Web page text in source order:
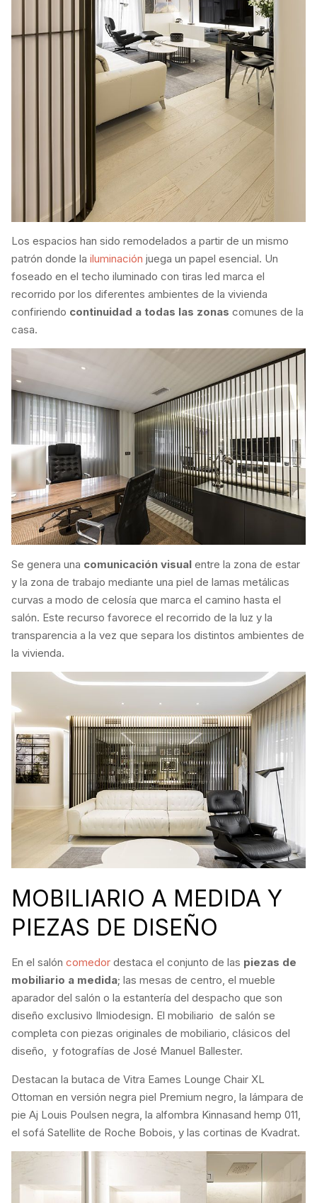
Los espacios han sido remodelados a partir de un mismo
patrón donde la iluminación juega un papel esencial. Un
foseado en el techo iluminado con tiras led marca el
recorrido por los diferentes ambientes de la vivienda
confiriendo continuidad a todas las zonas comunes de la
casa.
Se genera una comunicación visual entre la zona de estar
y la zona de trabajo mediante una piel de lamas metálicas
curvas a modo de celosía que marca el camino hasta el
salón. Este recurso favorece el recorrido de la luz y la
transparencia a la vez que separa los distintos ambientes de
la vivienda.
MOBILIARIO A MEDIDA Y
PIEZAS DE DISEÑO
En el salón comedor destaca el conjunto de las piezas de
mobiliario a medida; las mesas de centro, el mueble
aparador del salón o la estantería del despacho que son
diseño exclusivo Ilmiodesign. El mobiliario de salón se
completa con piezas originales de mobiliario, clásicos del
diseño, y fotografías de José Manuel Ballester.
Destacan la butaca de Vitra Eames Lounge Chair XL
Ottoman en versión negra piel Premium negro, la lámpara de
pie Aj Louis Poulsen negra, la alfombra Kinnasand hemp 011,
el sofá Satellite de Roche Bobois, y las cortinas de Kvadrat.